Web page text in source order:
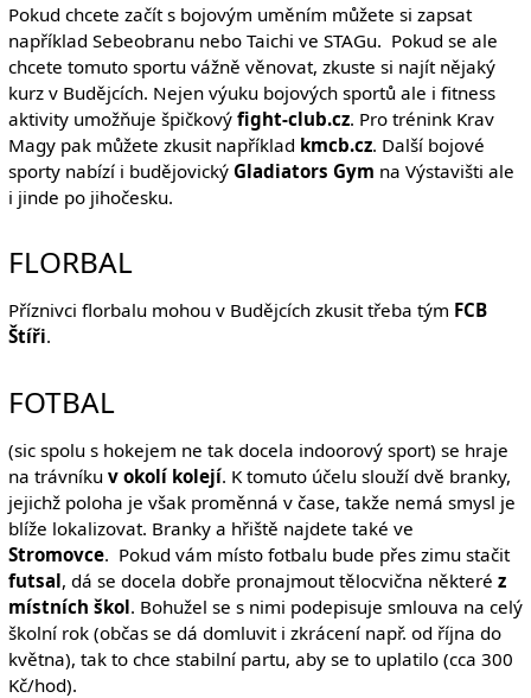
Pokud chcete začít s bojovým uměním můžete si zapsat
například Sebeobranu nebo Taichi ve STAGu. Pokud se ale
chcete tomuto sportu vážně věnovat, zkuste si najít nějaký
kurz v Budějcích. Nejen výuku bojových sportů ale i fitness
aktivity umožňuje špičkový fight-club.cz. Pro trénink Krav
Magy pak můžete zkusit například kmcb.cz. Další bojové
sporty nabízí i budějovický Gladiators Gym na Výstavišti ale
i jinde po jihočesku.
FLORBAL
Příznivci florbalu mohou v Budějcích zkusit třeba tým FCB
Štíři.
FOTBAL
(sic spolu s hokejem ne tak docela indoorový sport) se hraje
na trávníku v okolí kolejí. K tomuto účelu slouží dvě branky,
jejichž poloha je však proměnná v čase, takže nemá smysl je
blíže lokalizovat. Branky a hřiště najdete také ve
Stromovce. Pokud vám místo fotbalu bude přes zimu stačit
futsal, dá se docela dobře pronajmout tělocvična některé z
místních škol. Bohužel se s nimi podepisuje smlouva na celý
školní rok (občas se dá domluvit i zkrácení např. od října do
května), tak to chce stabilní partu, aby se to uplatilo (cca 300
Kč/hod).